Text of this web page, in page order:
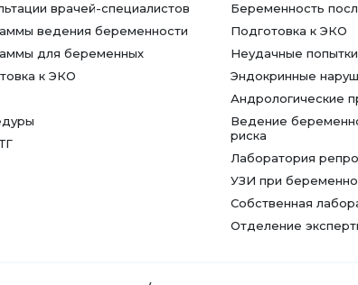
врачей-специалистов
ведения беременности
для беременных
к ЭКО
Беременность
Подготовка к ЭКО
Неудачные
Эндокринные
Андрологические
Ведение
риска
Лаборатория
УЗИ при
Собственная
Отделение